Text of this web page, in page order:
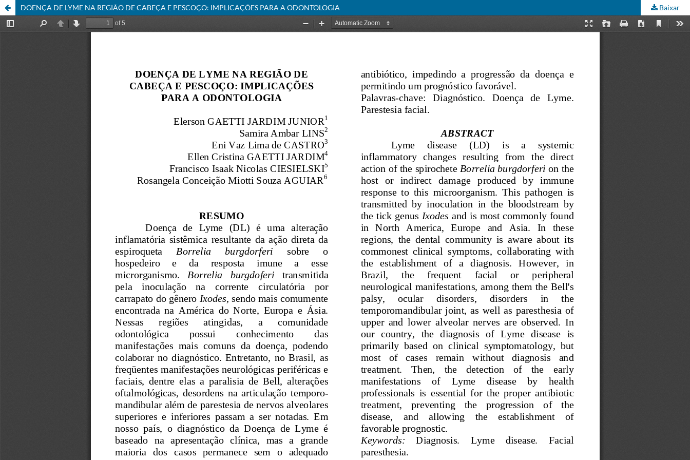
DOENÇA DE LYME NA REGIÃO DE CABEÇA E PESCOÇO: IMPLICAÇÕES PARA A ODONTOLOGIA Baixar